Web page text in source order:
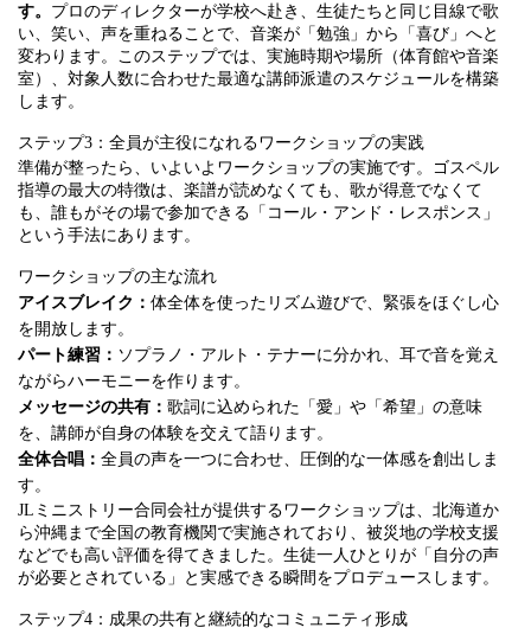
す。 プロのディレクターが学校へ赴き、生徒たちと同じ目線で歌
い、笑い、声を重ねることで、音楽が「勉強」から「喜び」へと
変わります。このステップでは、実施時期や場所（体育館や音楽
室）、対象人数に合わせた最適な講師派遣のスケジュールを構築
します。
ステップ3：全員が主役になれるワークショップの実践
準備が整ったら、いよいよワークショップの実施です。ゴスペル
指導の最大の特徴は、楽譜が読めなくても、歌が得意でなくて
も、誰もがその場で参加できる「コール・アンド・レスポンス」
という手法にあります。
ワークショップの主な流れ
アイスブレイク： 体全体を使ったリズム遊びで、緊張をほぐし心
を開放します。
パート練習： ソプラノ・アルト・テナーに分かれ、耳で音を覚え
ながらハーモニーを作ります。
メッセージの共有： 歌詞に込められた「愛」や「希望」の意味
を、講師が自身の体験を交えて語ります。
全体合唱： 全員の声を一つに合わせ、圧倒的な一体感を創出しま
す。
JLミニストリー合同会社が提供するワークショップは、北海道か
ら沖縄まで全国の教育機関で実施されており、被災地の学校支援
などでも高い評価を得てきました。生徒一人ひとりが「自分の声
が必要とされている」と実感できる瞬間をプロデュースします。
ステップ4：成果の共有と継続的なコミュニティ形成